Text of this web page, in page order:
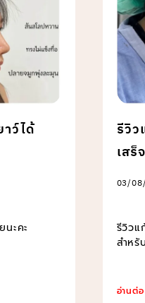
ว์ได้
ะคะ
รีวิ
เสร็
03/
รีวิวแ
สำหรั
อ่านต่